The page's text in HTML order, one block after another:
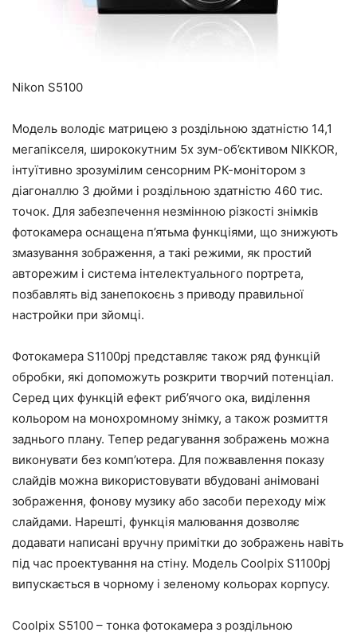
Nikon S5100
Модель володіє матрицею з роздільною здатністю 14,1
мегапікселя, ширококутним 5х зум-об’єктивом NIKKOR,
інтуїтивно зрозумілим сенсорним РК-монітором з
діагоналлю 3 дюйми і роздільною здатністю 460 тис.
точок. Для забезпечення незмінною різкості знімків
фотокамера оснащена п’ятьма функціями, що знижують
змазування зображення, а такі режими, як простий
авторежим і система інтелектуального портрета,
позбавлять від занепокоєнь з приводу правильної
настройки при зйомці.
Фотокамера S1100pj представляє також ряд функцій
обробки, які допоможуть розкрити творчий потенціал.
Серед цих функцій ефект риб’ячого ока, виділення
кольором на монохромному знімку, а також розмиття
заднього плану. Тепер редагування зображень можна
виконувати без комп’ютера. Для пожвавлення показу
слайдів можна використовувати вбудовані анімовані
зображення, фонову музику або засоби переходу між
слайдами. Нарешті, функція малювання дозволяє
додавати написані вручну примітки до зображень навіть
під час проектування на стіну. Модель Coolpix S1100pj
випускається в чорному і зеленому кольорах корпусу.
Coolpix S5100 – тонка фотокамера з роздільною